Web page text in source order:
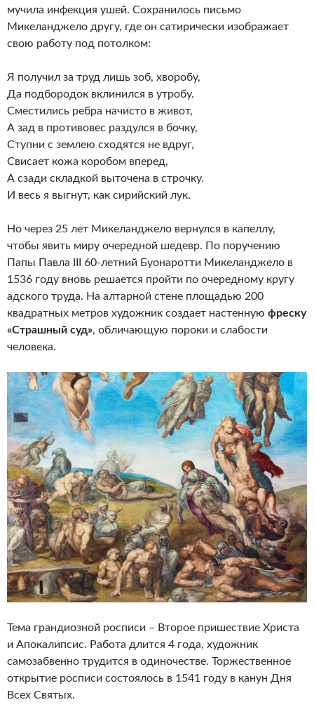
мучила инфекция ушей. Сохранилось письмо
Микеланджело другу, где он сатирически изображает
свою работу под потолком:
Я получил за труд лишь зоб, хворобу,
Да подбородок вклинился в утробу.
Сместились ребра начисто в живот,
А зад в противовес раздулся в бочку,
Ступни с землею сходятся не вдруг,
Свисает кожа коробом вперед,
А сзади складкой выточена в строчку.
И весь я выгнут, как сирийский лук.
Но через 25 лет Микеланджело вернулся в капеллу,
чтобы явить миру очередной шедевр. По поручению
Папы Павла III 60-летний Буонаротти Микеланджело в
1536 году вновь решается пройти по очередному кругу
адского труда. На алтарной стене площадью 200
квадратных метров художник создает настенную фреску
«Страшный суд», обличающую пороки и слабости
человека.
Тема грандиозной росписи – Второе пришествие Христа
и Апокалипсис. Работа длится 4 года, художник
самозабвенно трудится в одиночестве. Торжественное
открытие росписи состоялось в 1541 году в канун Дня
Всех Святых.